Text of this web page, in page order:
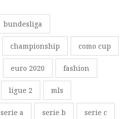
bundesliga
championship como cup
euro 2020 fashion
ligue 2 mls
serie a serie b serie c